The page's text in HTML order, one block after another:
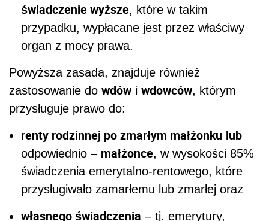
świadczenie wyższe, które w takim
przypadku, wypłacane jest przez właściwy
organ z mocy prawa.
Powyższa zasada, znajduje również
zastosowanie do wdów i wdowców, którym
przysługuje prawo do:
renty rodzinnej po zmarłym małżonku lub
odpowiednio – małżonce, w wysokości 85%
świadczenia emerytalno-rentowego, które
przysługiwało zamarłemu lub zmarłej oraz
własnego świadczenia – tj. emerytury,